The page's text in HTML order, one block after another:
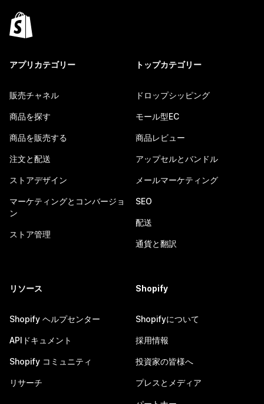
アプリカテゴリー
販売チャネル
商品を探す
商品を販売する
注文と配送
ストアデザイン
マーケティングとコンバージョ
ン
ストア管理
トップカテゴリー
ドロップシッピング
モール型EC
商品レビュー
アップセルとバンドル
メールマーケティング
SEO
配送
通貨と翻訳
リソース
Shopify ヘルプセンター
APIドキュメント
Shopify コミュニティ
リサーチ
Shopify
Shopifyについて
採用情報
投資家の皆様へ
プレスとメディア